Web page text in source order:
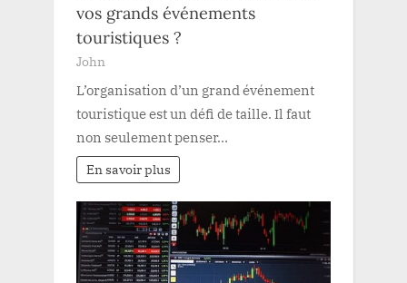
vos grands événements
touristiques ?
John
L’organisation d’un grand événement
touristique est un défi de taille. Il faut
non seulement penser…
En savoir plus